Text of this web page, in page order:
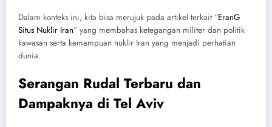
Dalam konteks ini, kita bisa merujuk pada artikel terkait “EranG
Situs Nuklir Iran” yang membahas ketegangan militer dan politik
kawasan serta kemampuan nuklir Iran yang menjadi perhatian
dunia.
Serangan Rudal Terbaru dan
Dampaknya di Tel Aviv